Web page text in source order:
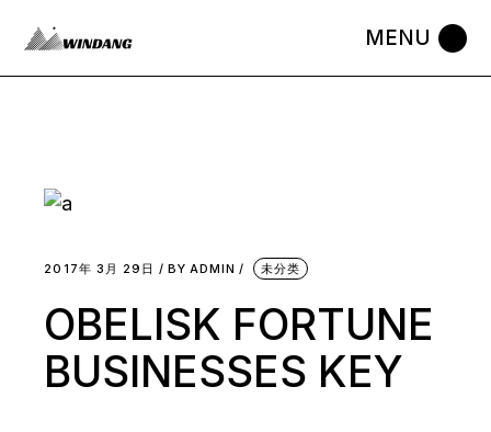
2017年 3月 29日 BY ADMIN 未分类
OBELISK FORTUNE
BUSINESSES KEY